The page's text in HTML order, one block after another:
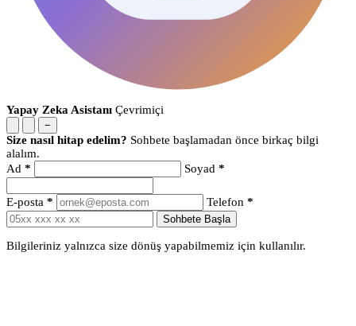
Yapay Zeka Asistanı Çevrimiçi
−
Size nasıl hitap edelim? Sohbete başlamadan önce birkaç bilgi
alalım.
Ad * Soyad *
E-posta * Telefon *
Sohbete Başla
Bilgileriniz yalnızca size dönüş yapabilmemiz için kullanılır.